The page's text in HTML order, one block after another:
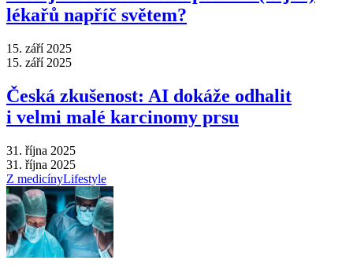
lékařů napříč světem?
15. září 2025
15. září 2025
Česká zkušenost: AI dokáže odhalit
i velmi malé karcinomy prsu
31. října 2025
31. října 2025
Z medicínyLifestyle